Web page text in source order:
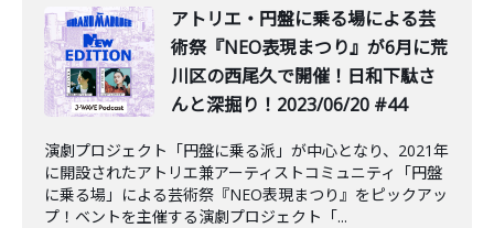
アトリエ・円盤に乗る場による芸
術祭『NEO表現まつり』が6月に荒
川区の西尾久で開催！日和下駄さ
んと深掘り！2023/06/20 #44
演劇プロジェクト「円盤に乗る派」が中心となり、2021年
に開設されたアトリエ兼アーティストコミュニティ「円盤
に乗る場」による芸術祭『NEO表現まつり』をピックアッ
プ！ベントを主催する演劇プロジェクト「...